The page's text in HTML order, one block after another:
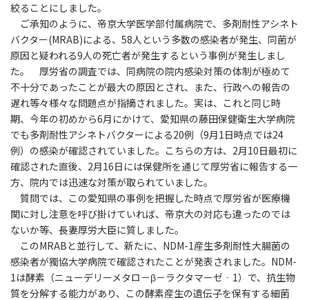
絞ることにしました。
ご承知のように、帝京大学医学部付属病院で、多剤耐性アシネト
バクター(MRAB)による、58人という多数の感染者が発生、同菌が
原因と疑われる9人の死亡者が発生するという事例が発生しまし
た。 厚労省の調査では、同病院の院内感染対策の体制が極めて
不十分であったことが最大の原因とされ、また、行政への報告の
遅れ等々様々な問題点が指摘されました。実は、これと同じ時
期、今年の初めから6月にかけて、愛知県の藤田保健衛生大学病院
でも多剤耐性アシネトバクターによる20例（9月1日時点では24
例）の感染が確認されていました。こちらの方は、2月10日最初に
確認された直後、2月16日には保健所を通じて厚労省に報告する一
方、院内では迅速な対策が取られていました。
質問では、この愛知県の事例を把握した時点で厚労省が医療機
関に対し注意を呼び掛けていれば、帝京大の対応も違ったのでは
ないか等、長妻厚労大臣に質しました。
このMRABと並行して、新たに、NDM-1産生多剤耐性大腸菌の
感染者が獨協大学病院で確認されたことが発表されました。NDM-
1は酵素（ニューデリーメタロ－β－ラクタマーゼ‐1）で、抗生物
質を分解する能力があり、この酵素産生の遺伝子を保有する細菌